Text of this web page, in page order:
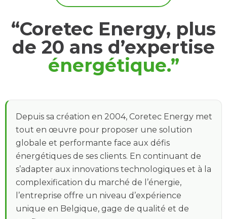
“Coretec Energy, plus
de 20 ans d’expertise
énergétique.”
Depuis sa création en 2004, Coretec Energy met
tout en œuvre pour proposer une solution
globale et performante face aux défis
énergétiques de ses clients. En continuant de
s’adapter aux innovations technologiques et à la
complexification du marché de l’énergie,
l’entreprise offre un niveau d’expérience
unique en Belgique, gage de qualité et de